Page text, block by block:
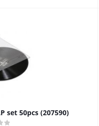
set 50pcs (207590)